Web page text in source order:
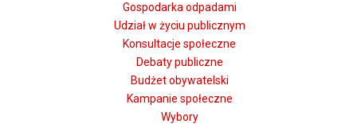
Gospodarka odpadami
Udział w życiu publicznym
Konsultacje społeczne
Debaty publiczne
Budżet obywatelski
Kampanie społeczne
Wybory